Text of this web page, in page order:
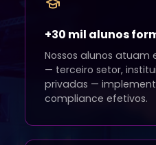
+30 mil alunos
Nossos alunos atuam
— terceiro setor,
privadas —
compliance efetivos.